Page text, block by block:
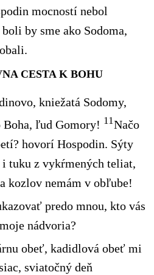
mocností nebol
by sme ako Sodoma,
CESTA K BOHU
kniežatá Sodomy,
Boha, ľud Gomory! 11Načo
hovorí Hospodin. Sýty
i tuku z vykŕmených teliat,
kozlov nemám v obľube!
predo mnou, kto vás
nádvoria?
obeť, kadidlová obeť mi
sviatočný deň